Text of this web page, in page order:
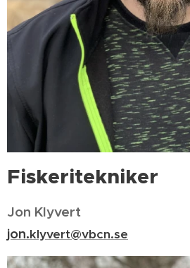
Fiskeritekniker
Jon Klyvert
jon.klyvert@vbcn.se